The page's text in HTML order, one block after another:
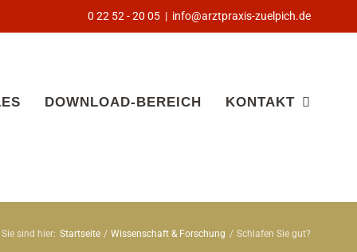
0 22 52 - 20 05 | info@arztpraxis-zuelpich.de
DOWNLOAD-BEREICH KONTAKT
Sie sind hier: Startseite Wissenschaft & Forschung Schlafen Sie gut?